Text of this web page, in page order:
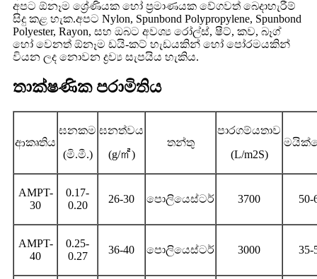
අපට ඕනෑම ශ්‍රේණියක හෝ ප්‍රමාණයක වේගවත් බෙදාහැරීම්
සිදු කළ හැක.අපට Nylon, Spunbond Polypropylene, Spunbond
Polyester, Rayon, සහ ඔබට අවශ්‍ය රෝල්ස්, ෂීට්, කව, බෑග්
හෝ වෙනත් ඕනෑම ඩයි-කට් හැඩයකින් හෝ පෝරමයකින්
වියන ලද නොවන ද්‍රව්‍ය සැපයිය හැකිය.
තාක්ෂණික පරාමිතිය
ආකෘතිය
ඝනකම
(මි.මී.)
ඝනත්වය
(g/㎡)
තන්තු
පාරගම්යතාව
(L/m2S)
AMPT-
30
0.17-
0.20
26-30 පොලියෙස්ටර් 3700 50-
AMPT-
40
0.25-
0.27
36-40 පොලියෙස්ටර් 3000 35-